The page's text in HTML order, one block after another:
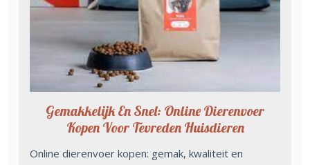
Gemakkelijk En Snel: Online Dierenvoer
Kopen Voor Tevreden Huisdieren
Online dierenvoer kopen: gemak, kwaliteit en